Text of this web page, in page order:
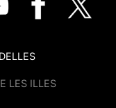
LES ILLES